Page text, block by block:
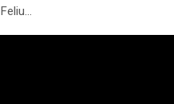
Feliu…